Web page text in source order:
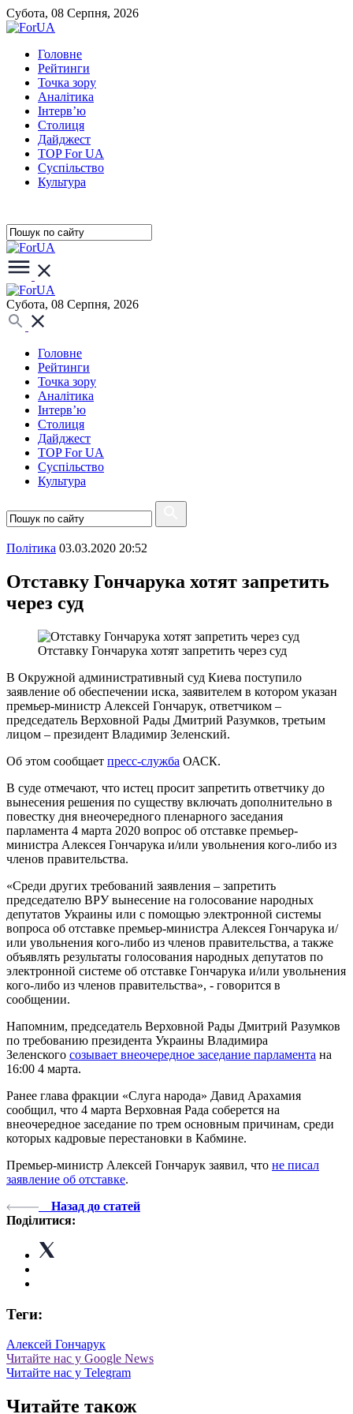
Субота, 08 Серпня, 2026
Головне
Рейтинги
Точка зору
Аналітика
Інтерв’ю
Столиця
Дайджест
TOP For UA
Суспiльство
Культура
Субота, 08 Серпня, 2026
Головне
Рейтинги
Точка зору
Аналітика
Інтерв’ю
Столиця
Дайджест
TOP For UA
Суспiльство
Культура
Полiтика 03.03.2020 20:52
Отставку Гончарука хотят запретить
через суд
Отставку Гончарука хотят запретить через суд
В Окружной административный суд Киева поступило
заявление об обеспечении иска, заявителем в котором указан
премьер-министр Алексей Гончарук, ответчиком –
председатель Верховной Рады Дмитрий Разумков, третьим
лицом – президент Владимир Зеленский.
Об этом сообщает пресс-служба ОАСК.
В суде отмечают, что истец просит запретить ответчику до
вынесения решения по существу включать дополнительно в
повестку дня внеочередного пленарного заседания
парламента 4 марта 2020 вопрос об отставке премьер-
министра Алексея Гончарука и/или увольнения кого-либо из
членов правительства.
«Среди других требований заявления – запретить
председателю ВРУ вынесение на голосование народных
депутатов Украины или с помощью электронной системы
вопроса об отставке премьер-министра Алексея Гончарука и/
или увольнения кого-либо из членов правительства, а также
объявлять результаты голосования народных депутатов по
электронной системе об отставке Гончарука и/или увольнения
кого-либо из членов правительства», - говорится в
сообщении.
Напомним, председатель Верховной Рады Дмитрий Разумков
по требованию президента Украины Владимира
Зеленского созывает внеочередное заседание парламента на
16:00 4 марта.
Ранее глава фракции «Слуга народа» Давид Арахамия
сообщил, что 4 марта Верховная Рада соберется на
внеочередное заседание по трем основным причинам, среди
которых кадровые перестановки в Кабмине.
Премьер-министр Алексей Гончарук заявил, что не писал
заявление об отставке.
Назад до статей
Поділитися:
Теги:
Алексей Гончарук
Читайте нас у Google News
Читайте нас у Telegram
Читайте також